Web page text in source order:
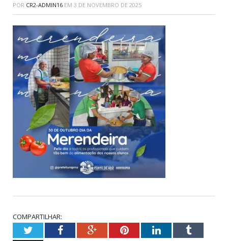
POR CR2-ADMIN16 EM 3 DE NOVEMBRO DE 2025
COMPARTILHAR:
TwitterFacebookGoogle+PinterestLinkedInTumblr